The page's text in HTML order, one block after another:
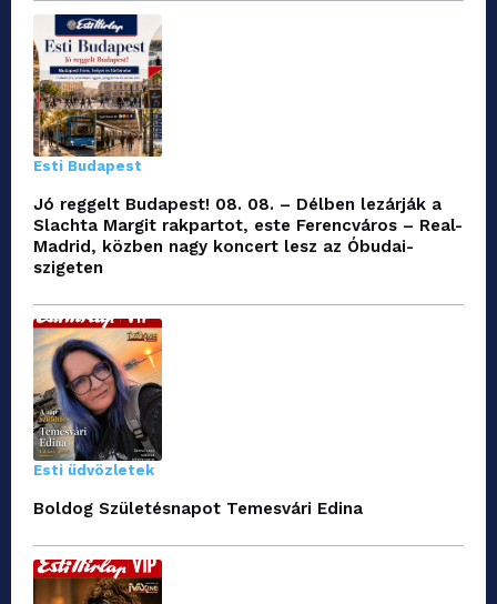
Esti Budapest
Jó reggelt Budapest! 08. 08. – Délben lezárják a
Slachta Margit rakpartot, este Ferencváros – Real-
Madrid, közben nagy koncert lesz az Óbudai-
szigeten
Esti üdvözletek
Boldog Születésnapot Temesvári Edina